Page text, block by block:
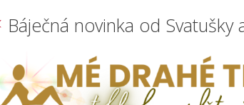
Báječná novinka od Svatušky